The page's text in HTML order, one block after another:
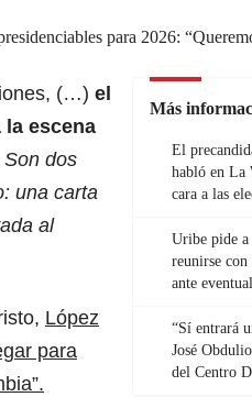
para 2026:
Más
El
habló en La
cara a las
Uribe pide a
reunirse
ante
“Sí entrará
José
del Centro
(…) el
la escena
Son dos
una carta
al
López
para